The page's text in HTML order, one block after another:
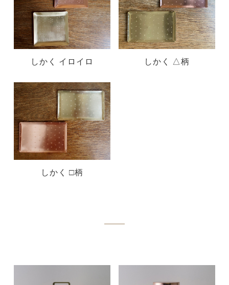
しかく イロイロ しかく △柄
しかく □柄